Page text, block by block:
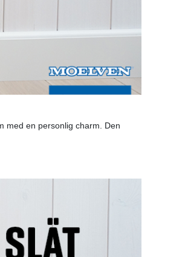
med en personlig charm. Den